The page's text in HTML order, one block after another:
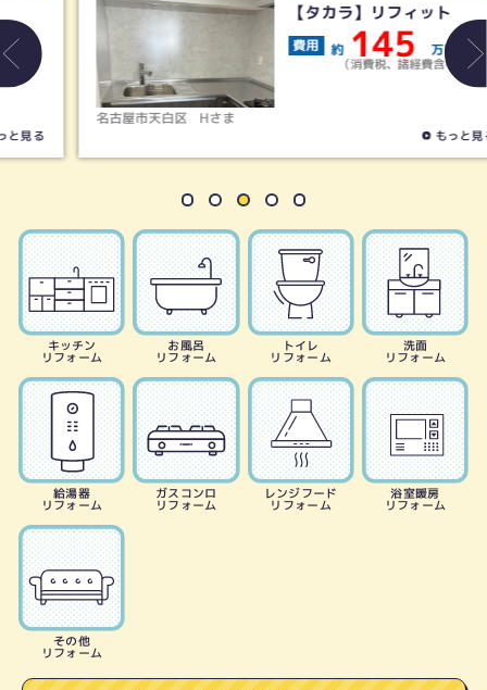
名古屋市天白区 Hさま
【タカラ】リフィット
145 万円
（消費税、諸経費含む）
もっと見る
キッチン
リフォーム
お風呂
リフォーム
トイレ
リフォーム
洗面
リフォーム
給湯器
リフォーム
ガスコンロ
リフォーム
レンジフード
リフォーム
浴室暖房
リフォーム
その他
リフォーム